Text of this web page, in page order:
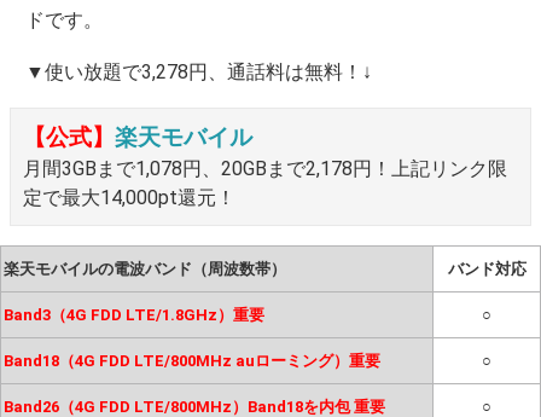
ドです。
▼使い放題で3,278円、通話料は無料！↓
【公式】 楽天モバイル
月間3GBまで1,078円、20GBまで2,178円！上記リンク限
定で最大14,000pt還元！
楽天モバイルの電波バンド（周波数帯） バンド対応
Band3（4G FDD LTE/1.8GHz）重要 ○
Band18（4G FDD LTE/800MHz auローミング）重要 ○
Band26（4G FDD LTE/800MHz）Band18を内包 重要 ○